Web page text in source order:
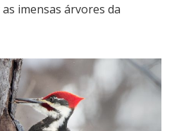
imensas árvores da